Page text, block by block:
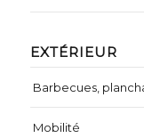
EXTÉRIEUR
Barbecues,
Mobilité